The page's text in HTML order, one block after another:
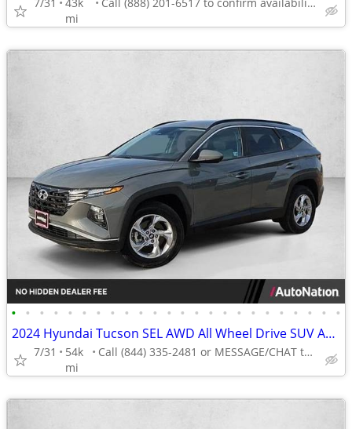
mi
• • • • • • • • • • • • • • • • • • • • • • • •
2024 Hyundai Tucson SEL AWD All Wheel Drive SUV AUTONATION
7/31
54k
mi
Call (844) 335-2481 or MESSAGE/CHAT to confirm availability